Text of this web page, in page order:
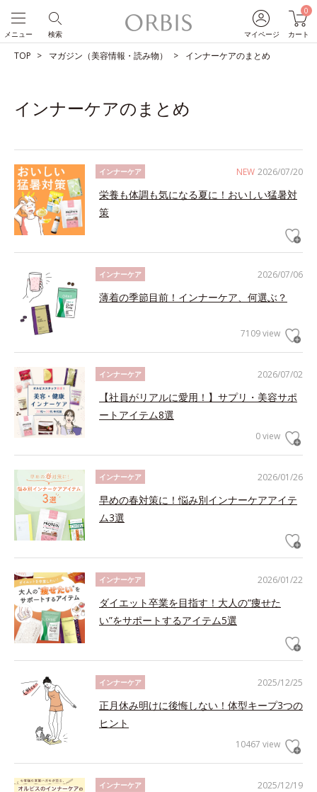
マイページ
0
カート
検索
メニュー
TOP マガジン（美容情報・読み物） インナーケアのまとめ
インナーケアのまとめ
NEW 2026/07/20
インナーケア
栄養も体調も気になる夏に！おいしい猛暑対
策
2026/07/06
インナーケア
薄着の季節目前！インナーケア、何選ぶ？
7109 view
2026/07/02
インナーケア
【社員がリアルに愛用！】サプリ・美容サポ
ートアイテム8選
0 view
2026/01/26
インナーケア
早めの春対策に！悩み別インナーケアアイテ
ム3選
2026/01/22
インナーケア
ダイエット卒業を目指す！大人の“痩せた
い”をサポートするアイテム5選
2025/12/25
インナーケア
正月休み明けに後悔しない！体型キープ3つの
ヒント
10467 view
2025/12/19
インナーケア